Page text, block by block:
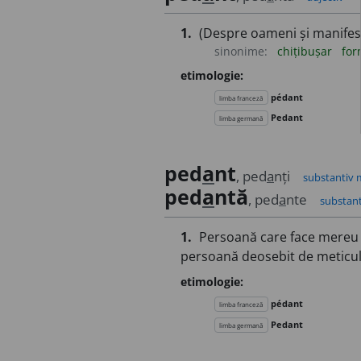
1. (Despre oameni și
sinonime: chițibușar
etimologie:
limba franceză pédant
limba germană Pedant
pedant, pedanți substantiv
pedantă, pedante
1. Persoană care face
persoană deosebit de
etimologie:
limba franceză pédant
limba germană Pedant